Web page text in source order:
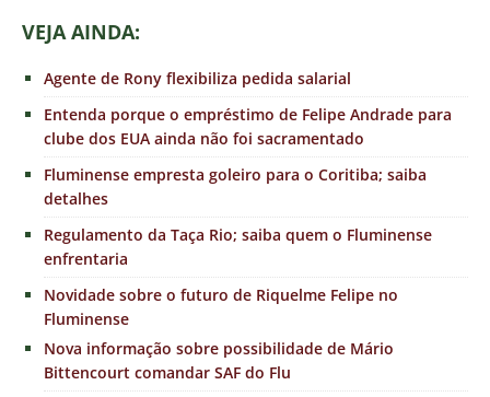
VEJA AINDA:
Agente de Rony flexibiliza pedida salarial
Entenda porque o empréstimo de Felipe Andrade para
clube dos EUA ainda não foi sacramentado
Fluminense empresta goleiro para o Coritiba; saiba
detalhes
Regulamento da Taça Rio; saiba quem o Fluminense
enfrentaria
Novidade sobre o futuro de Riquelme Felipe no
Fluminense
Nova informação sobre possibilidade de Mário
Bittencourt comandar SAF do Flu